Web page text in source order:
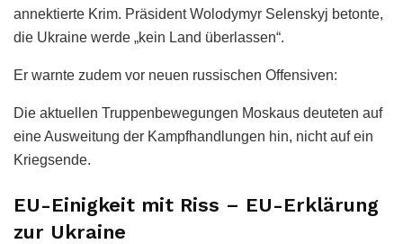
annektierte Krim. Präsident Wolodymyr Selenskyj betonte,
die Ukraine werde „kein Land überlassen“.
Er warnte zudem vor neuen russischen Offensiven:
Die aktuellen Truppenbewegungen Moskaus deuteten auf
eine Ausweitung der Kampfhandlungen hin, nicht auf ein
Kriegsende.
EU-Einigkeit mit Riss – EU-Erklärung
zur Ukraine